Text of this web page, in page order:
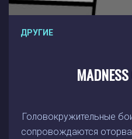
ДРУГИЕ
Головокружительные
сопровождаются